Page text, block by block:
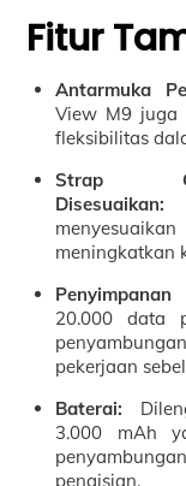
Fitur
Antarmuka
View M9 juga
fleksibilitas
Strap
Disesuaikan:
meningkatkan
Penyimpanan
20.000 data
pekerjaan
Baterai:
3.000 mAh
pengisian.